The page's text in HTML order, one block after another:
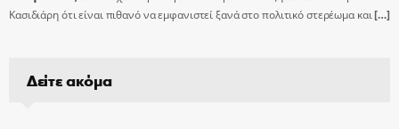
Κασιδιάρη ότι είναι πιθανό να εμφανιστεί ξανά στο πολιτικό στερέωμα και[…]
Δείτε ακόμα